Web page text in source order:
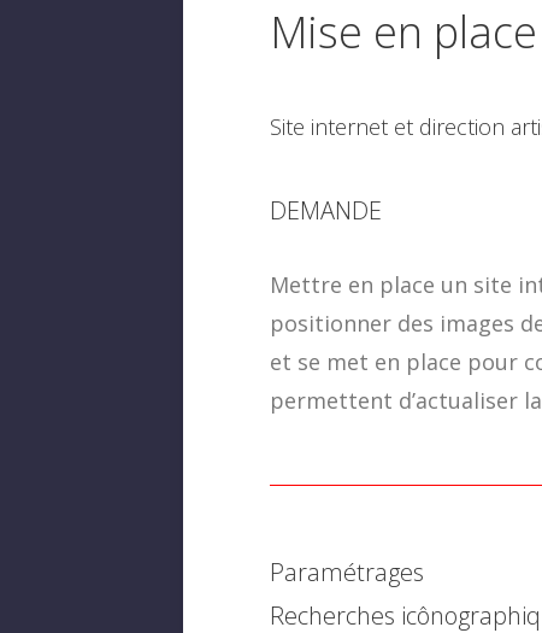
Mise en
Site internet et direction
DEMANDE
Mettre en place un site
positionner des images
et se met en place pour
permettent d’actualiser
Paramétrages
Recherches